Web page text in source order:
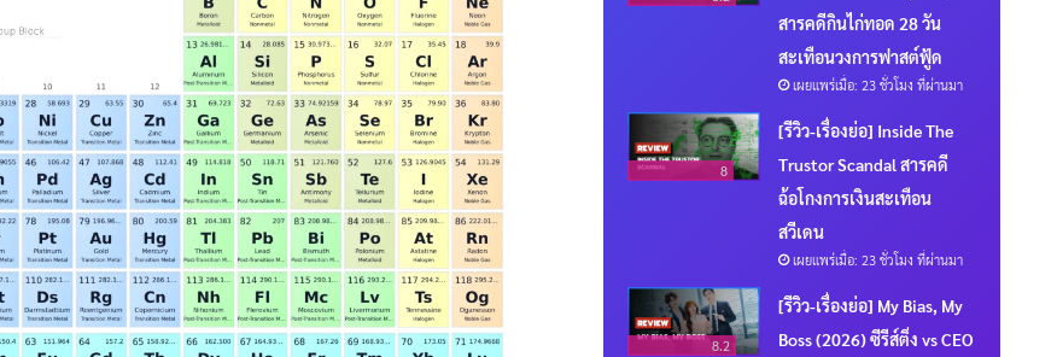
สารคดีกินไก่ทอด 28 วัน
สะเทือนวงการฟาสต์ฟู้ด
เผยแพร่เมื่อ: 23 ชั่วโมง ที่ผ่านมา
8
[รีวิว-เรื่องย่อ] Inside The
Trustor Scandal สารคดี
ฉ้อโกงการเงินสะเทือน
สวีเดน
เผยแพร่เมื่อ: 23 ชั่วโมง ที่ผ่านมา
8.2
[รีวิว-เรื่องย่อ] My Bias, My
Boss (2026) ซีรีส์ติ่ง vs CEO